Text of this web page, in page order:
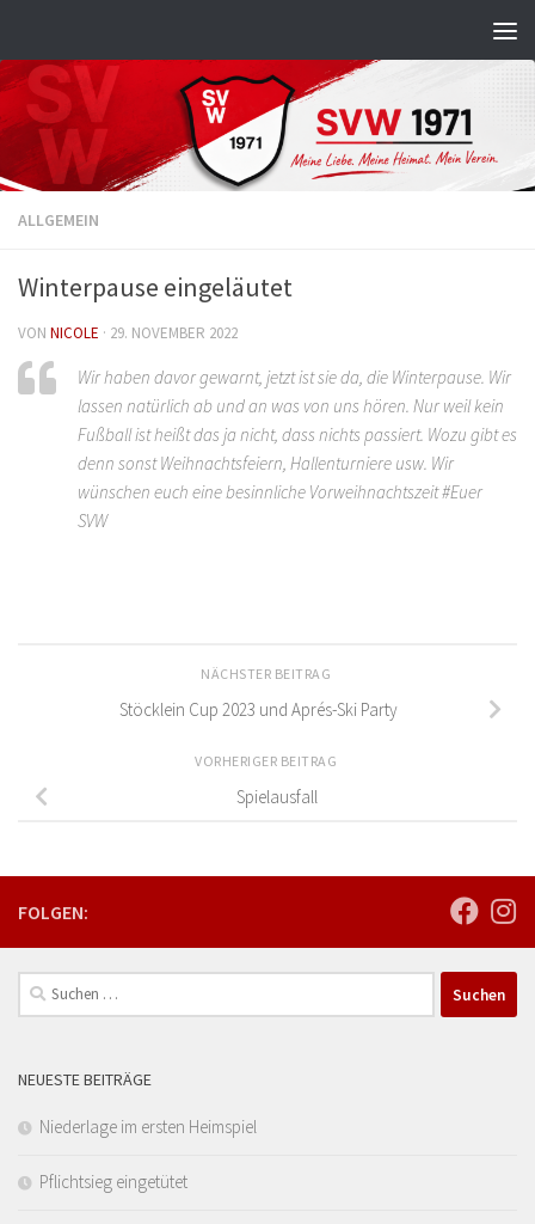
ALLGEMEIN
Winterpause eingeläutet
VON NICOLE · 29. NOVEMBER 2022
Wir haben davor gewarnt, jetzt ist sie da, die Winterpause. Wir
lassen natürlich ab und an was von uns hören. Nur weil kein
Fußball ist heißt das ja nicht, dass nichts passiert. Wozu gibt es
denn sonst Weihnachtsfeiern, Hallenturniere usw. Wir
wünschen euch eine besinnliche Vorweihnachtszeit #Euer
SVW
NÄCHSTER BEITRAG
Stöcklein Cup 2023 und Aprés-Ski Party
VORHERIGER BEITRAG
Spielausfall
FOLGEN:
Suchen
nach:
NEUESTE BEITRÄGE
Niederlage im ersten Heimspiel
Pflichtsieg eingetütet